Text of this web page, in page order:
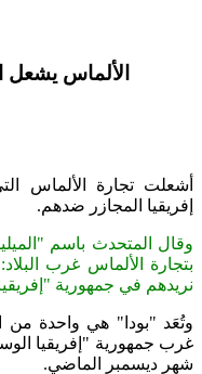
الألماس يشعل
أشعلت تجارة الألماس
إفريقيا المجازر ضدهم.
وقال المتحدث باسم
بتجارة الألماس غرب
نريدهم في جمهورية
وتُعَد "بودا" هي واحدة من
غرب جمهورية "إفريقيا
شهر ديسمبر الماضي.